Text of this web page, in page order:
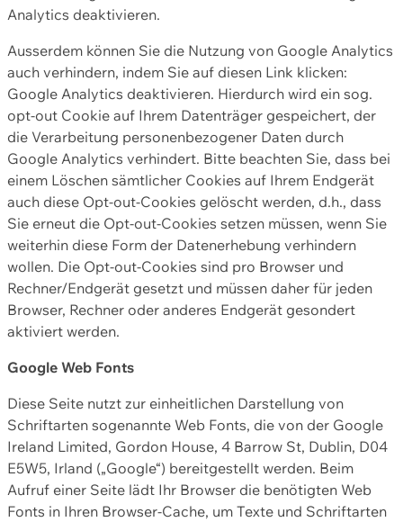
Analytics deaktivieren.
Ausserdem können Sie die Nutzung von Google Analytics
auch verhindern, indem Sie auf diesen Link klicken:
Google Analytics deaktivieren. Hierdurch wird ein sog.
opt-out Cookie auf Ihrem Datenträger gespeichert, der
die Verarbeitung personenbezogener Daten durch
Google Analytics verhindert. Bitte beachten Sie, dass bei
einem Löschen sämtlicher Cookies auf Ihrem Endgerät
auch diese Opt-out-Cookies gelöscht werden, d.h., dass
Sie erneut die Opt-out-Cookies setzen müssen, wenn Sie
weiterhin diese Form der Datenerhebung verhindern
wollen. Die Opt-out-Cookies sind pro Browser und
Rechner/Endgerät gesetzt und müssen daher für jeden
Browser, Rechner oder anderes Endgerät gesondert
aktiviert werden.
Google Web Fonts
Diese Seite nutzt zur einheitlichen Darstellung von
Schriftarten sogenannte Web Fonts, die von der Google
Ireland Limited, Gordon House, 4 Barrow St, Dublin, D04
E5W5, Irland („Google“) bereitgestellt werden. Beim
Aufruf einer Seite lädt Ihr Browser die benötigten Web
Fonts in Ihren Browser-Cache, um Texte und Schriftarten